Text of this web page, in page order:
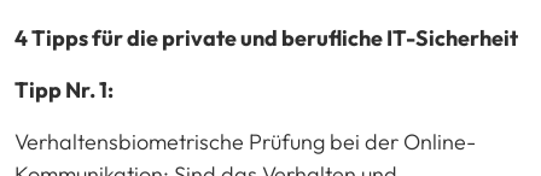
4 Tipps für die private und berufliche IT-Sicherheit
Tipp Nr. 1:
Verhaltensbiometrische Prüfung bei der Online-